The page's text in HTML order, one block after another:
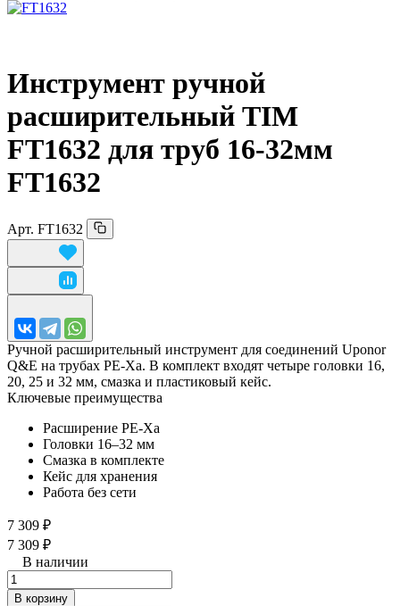
Инструмент ручной
расширительный TIM
FT1632 для труб 16-32мм
FT1632
Арт. FT1632
Ручной расширительный инструмент для соединений Uponor
Q&E на трубах PE-Xa. В комплект входят четыре головки 16,
20, 25 и 32 мм, смазка и пластиковый кейс.
Ключевые преимущества
Расширение PE-Xa
Головки 16–32 мм
Смазка в комплекте
Кейс для хранения
Работа без сети
7 309 ₽
7 309 ₽
В наличии
В корзину